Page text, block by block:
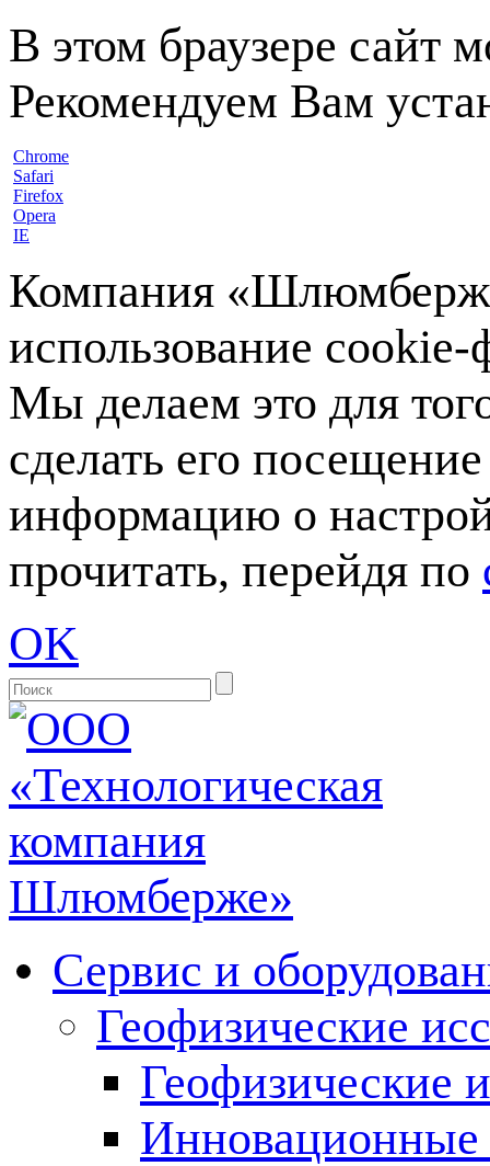
В этом браузере сайт
Рекомендуем Вам
Chrome
Safari
Firefox
Opera
IE
Компания
использование
Мы делаем это для
сделать его
информацию о
прочитать, перейдя по
OK
Сервис и
Геофизические
Геофизические
Инновационные